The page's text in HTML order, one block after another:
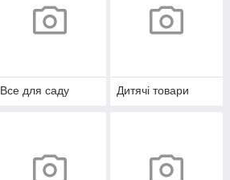
Все для саду Дитячі товари